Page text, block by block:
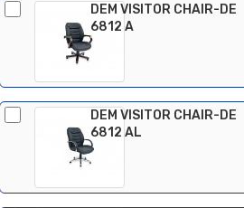
DEM VISITOR CHAIR-DE
6812 A
DEM VISITOR CHAIR-DE
6812 AL